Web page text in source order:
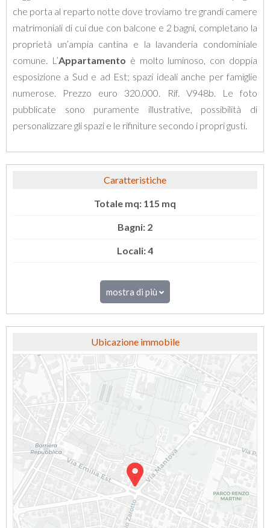
che porta al reparto notte dove troviamo tre grandi camere
matrimoniali di cui due con balcone e 2 bagni, completano la
proprietà un’ampia cantina e la lavanderia condominiale
comune. L’Appartamento è molto luminoso, con doppia
esposizione a Sud e ad Est; spazi ideali anche per famiglie
numerose. Prezzo euro 320.000. Rif. V948b. Le foto
pubblicate sono puramente illustrative, possibilità di
personalizzare gli spazi e le rifiniture secondo i propri gusti.
Caratteristiche
Totale mq: 115 mq
Bagni: 2
Locali: 4
mostra di più
Ubicazione immobile